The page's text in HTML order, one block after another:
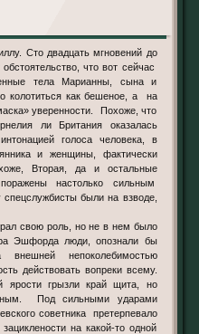
Сто двадцать мгновений до
что вот сейчас
тела Марианны, сына и
колотиться как бешеное, а на
уверенности. Похоже, что
ли Британия оказалась
голоса человека, в
и женщины, фактически
Вторая, да и остальные
поражены настолько сильным
были на взводе,
свою роль, но не в нем было
Эшфорда люди, опознали бы
внешней непоколебимостью
действовать вопреки всему.
ярости грызли край щита, но
Под сильными ударами
советника претерпевало
на какой-то одной